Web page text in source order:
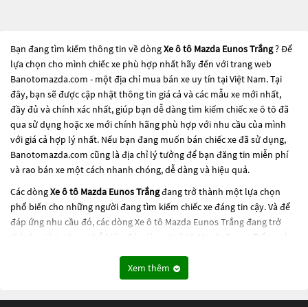
Bạn đang tìm kiếm thông tin về dòngXe ô tô Mazda Eunos Trắng? Để
lựa chọn cho mình chiếc xe phù hợp nhất hãy đến với trang web
Banotomazda.com - một địa chỉ mua bán xe uy tín tại Việt Nam. Tại
đây, bạn sẽ được cập nhật thông tin giá cả và các mẫu xe mới nhất,
đầy đủ và chính xác nhất, giúp bạn dễ dàng tìm kiếm chiếc xe ô tô đã
qua sử dụng hoặc xe mới chính hãng phù hợp với nhu cầu của mình
với giá cả hợp lý nhất. Nếu bạn đang muốn bán chiếc xe đã sử dụng,
Banotomazda.com cũng là địa chỉ lý tưởng để bạn đăng tin miễn phí
và rao bán xe một cách nhanh chóng, dễ dàng và hiệu quả.
Các dòngXe ô tô Mazda Eunos Trắngđang trở thành một lựa chọn
phổ biến cho những người đang tìm kiếm chiếc xe đáng tin cậy. Và để
đáp ứng nhu cầu đó, các dòngXe ô tô Mazda Eunos Trắngđang trở
thành sự lựa chọn phổ biến. Các dòng
Xe ô tô Mazda Eunos Trắng
này
mới với thiết kế hiện đại và công nghệ tiên tiến. Các dòng
này đều được kiểm tra và bảo dưỡng kỹ lưỡng để
đảm bảo chất lượng và hiệu suất tốt nhất. Nếu bạn đang tìm kiếm
Xem thêm